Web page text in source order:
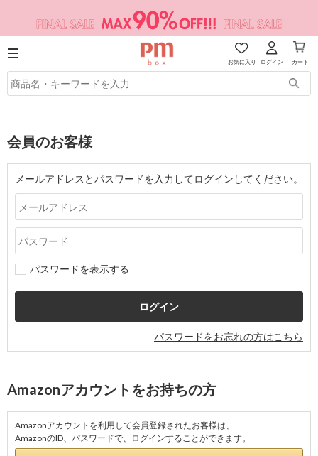
お気に入り ログイン カート
会員のお客様
メールアドレスとパスワードを入力してログインしてください。
パスワードを表示する
パスワードをお忘れの方はこちら
Amazonアカウントをお持ちの方
Amazonアカウントを利用して会員登録されたお客様は、
AmazonのID、パスワードで、ログインすることができます。